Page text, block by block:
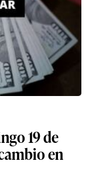
19 de
en